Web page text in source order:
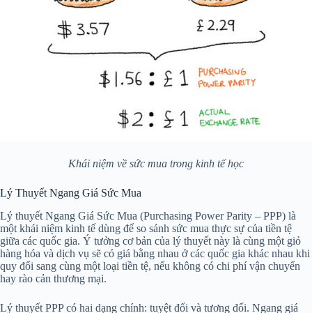
Khái niệm về sức mua trong kinh tế học
Lý Thuyết Ngang Giá Sức Mua
Lý thuyết Ngang Giá Sức Mua (Purchasing Power Parity – PPP) là
một khái niệm kinh tế dùng để so sánh sức mua thực sự của tiền tệ
giữa các quốc gia. Ý tưởng cơ bản của lý thuyết này là cùng một giỏ
hàng hóa và dịch vụ sẽ có giá bằng nhau ở các quốc gia khác nhau khi
quy đổi sang cùng một loại tiền tệ, nếu không có chi phí vận chuyển
hay rào cản thương mại.
Lý thuyết PPP có hai dạng chính: tuyệt đối và tương đối. Ngang giá